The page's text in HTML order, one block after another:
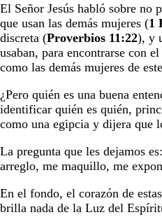
El Señor Jesús habló sobre no
que usan las demás mujeres (1
discreta (Proverbios 11:22), y
usaban, para encontrarse con
como las demás mujeres de
¿Pero quién es una buena
identificar quién es quién,
como una egipcia y dijera que
La pregunta que les dejamos
arreglo, me maquillo, me
En el fondo, el corazón de
brilla nada de la Luz del